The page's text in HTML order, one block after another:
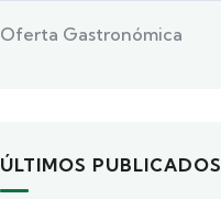
Oferta Gastronómica
ÚLTIMOS PUBLICADOS